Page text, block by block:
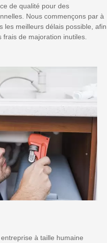
de qualité pour des
Nous commençons par à
les meilleurs délais possible, afin
de majoration inutiles.
à taille humaine